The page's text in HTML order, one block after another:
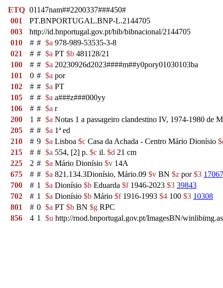
ETQ 01147nam##2200337###450#
001
PT.BNPORTUGAL.BNP-L.2144705
003
http://id.bnportugal.gov.pt/bib/bibnacional/2144705
010
# # $a 978-989-53535-3-8
021
# # $a PT $b 481128/21
100
# # $a 20230926d2023####m##y0pory01030103ba
101
0 # $a por
102
# # $a PT
105
# # $a a###z###000yy
106
# # $a r
200
1 # $a Notas 1 a passageiro clandestino IV, 1974-1980 de
205
# # $a 1ª ed
210
# 9 $a Lisboa $c Casa da Achada - Centro Mário Dionísio
215
# # $a 554, [2] p. $c il. $d 21 cm
225
2 # $a Mário Dionísio $v 14A
675
# # $a 821.134.3Dionísio, Mário.09 $v BN $z por$3
700
# 1 $a Dionísio $b Eduarda $f1946-2023 $3 39843
702
# 1 $a Dionísio $b Mário $f1916-1993 $4 100 $3 10308
801
# 0 $a PT $b BN $g RPC
856
4 1 $u http://rnod.bnportugal.gov.pt/ImagesBN/